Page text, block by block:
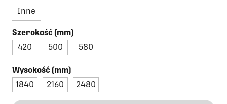
Inne
Szerokość (mm)
420
500 580
Wysokość (mm)
1840
2160 2480